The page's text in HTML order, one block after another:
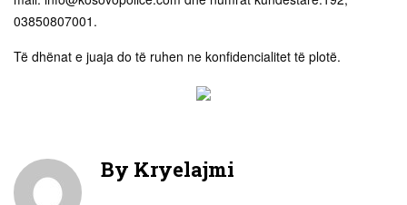
03850807001.
Të dhënat e juaja do të ruhen ne konfidencialitet të plotë.
By Kryelajmi